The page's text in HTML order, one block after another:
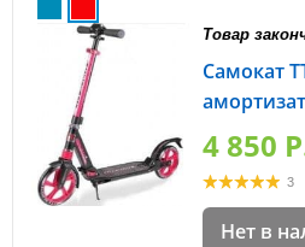
Товар
Самокат
4 850
3
Нет в